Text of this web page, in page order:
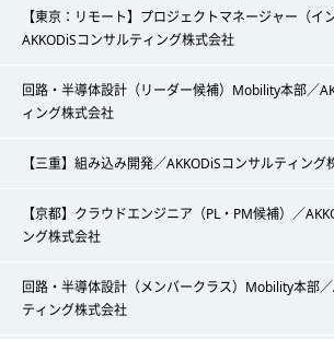
【東京：リモート】プロジェクトマネージャー（イ
AKKODiSコンサルティング株式会社
回路・半導体設計（リーダー候補）Mobility本部／
ィング株式会社
【三重】組み込み開発／AKKODiSコンサルティング
【京都】クラウドエンジニア（PL・PM候補）／
ング株式会社
回路・半導体設計（メンバークラス）Mobility本部
ティング株式会社